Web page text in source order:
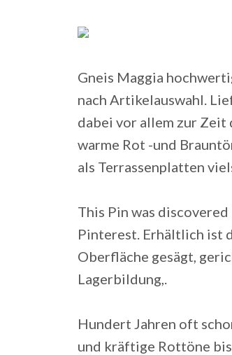
Gneis Maggia
nach Artikelauswahl.
dabei vor allem zur Zeit
warme Rot -und
als Terrassenplatten
This Pin was
Pinterest. Erhältlich ist
Oberfläche gesägt,
Lagerbildung,.
Hundert Jahren oft
und kräftige Rottöne